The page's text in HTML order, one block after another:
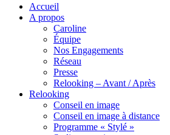
Accueil
A propos
Caroline
Équipe
Nos Engagements
Réseau
Presse
Relooking – Avant / Après
Relooking
Conseil en image
Conseil en image à distance
Programme « Stylé »